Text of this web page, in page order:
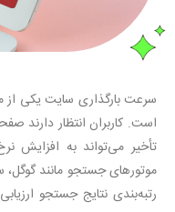
سرعت بارگذاری سایت یکی از
است. کاربران انتظار دارند
تأخیر می‌تواند به افزایش
موتورهای جستجو مانند
رتبه‌بندی نتایج جستجو